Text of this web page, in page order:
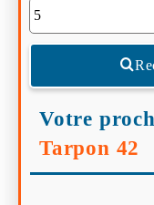
Votre
Tarpon 42